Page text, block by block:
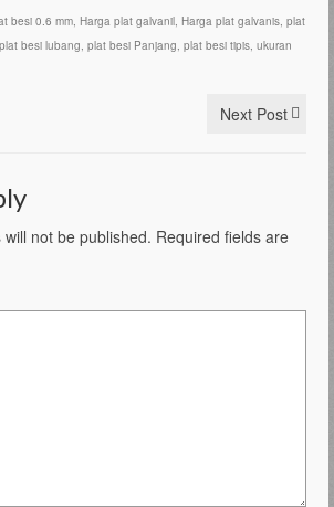
besi 0.6 mm, Harga plat galvanil, Harga plat galvanis, plat
plat besi lubang, plat besi Panjang, plat besi tipis, ukuran
Next Post
not be published. Required fields are